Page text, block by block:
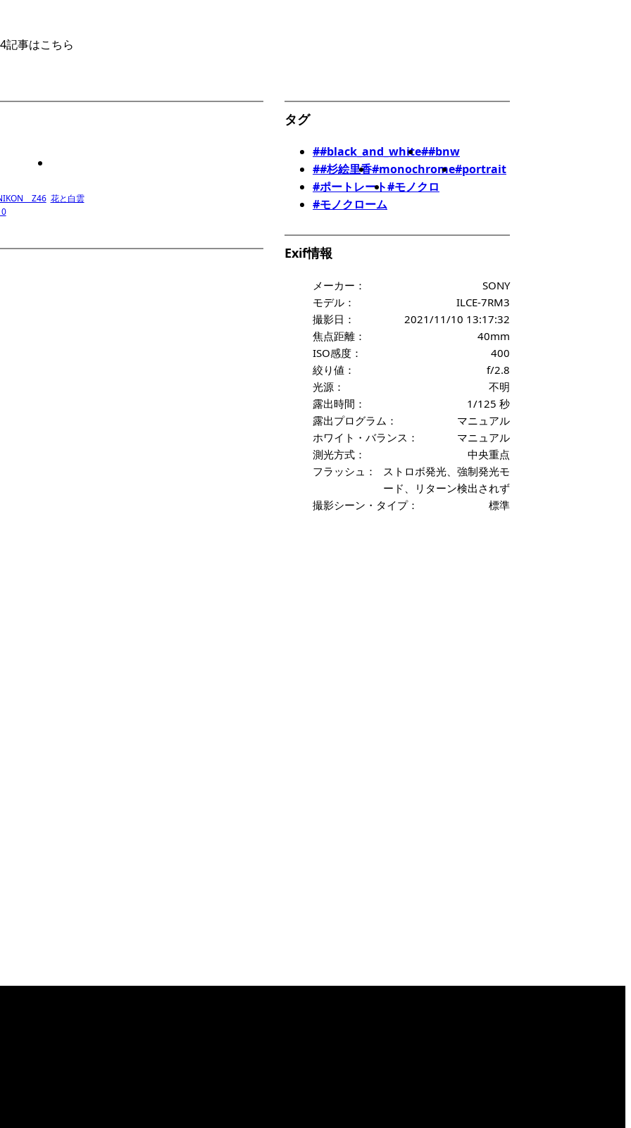
記事はこちら
タグ
##black_and_white##bnw
##杉絵里香#monochrome#portrait
#ポートレート#モノクロ
#モノクローム
Exif情報
メーカー：
SONY
モデル：
ILCE-7RM3
撮影日：
2021/11/10 13:17:32
焦点距離：
40mm
ISO感度：
400
絞り値：
f/2.8
光源：
不明
露出時間：
1/125 秒
露出プログラム：
マニュアル
ホワイト・バランス：
マニュアル
測光方式：
中央重点
フラッシュ：
ストロボ発光、強制発光モ
ード、リターン検出されず
撮影シーン・タイプ：
標準
Z46 花と白雲